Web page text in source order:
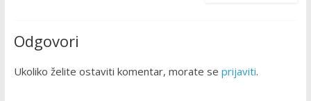
Odgovori
Ukoliko želite ostaviti komentar, morate se prijaviti.